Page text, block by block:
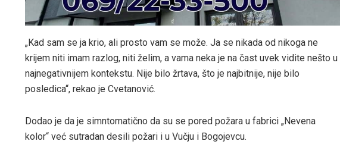
„Kad sam se ja krio, ali prosto vam se može. Ja se nikada od nikoga ne
krijem niti imam razlog, niti želim, a vama neka je na čast uvek vidite nešto u
najnegativnijem kontekstu. Nije bilo žrtava, što je najbitnije, nije bilo
posledica“, rekao je Cvetanović.
Dodao je da je simntomatično da su se pored požara u fabrici „Nevena
kolor“ već sutradan desili požari i u Vučju i Bogojevcu.